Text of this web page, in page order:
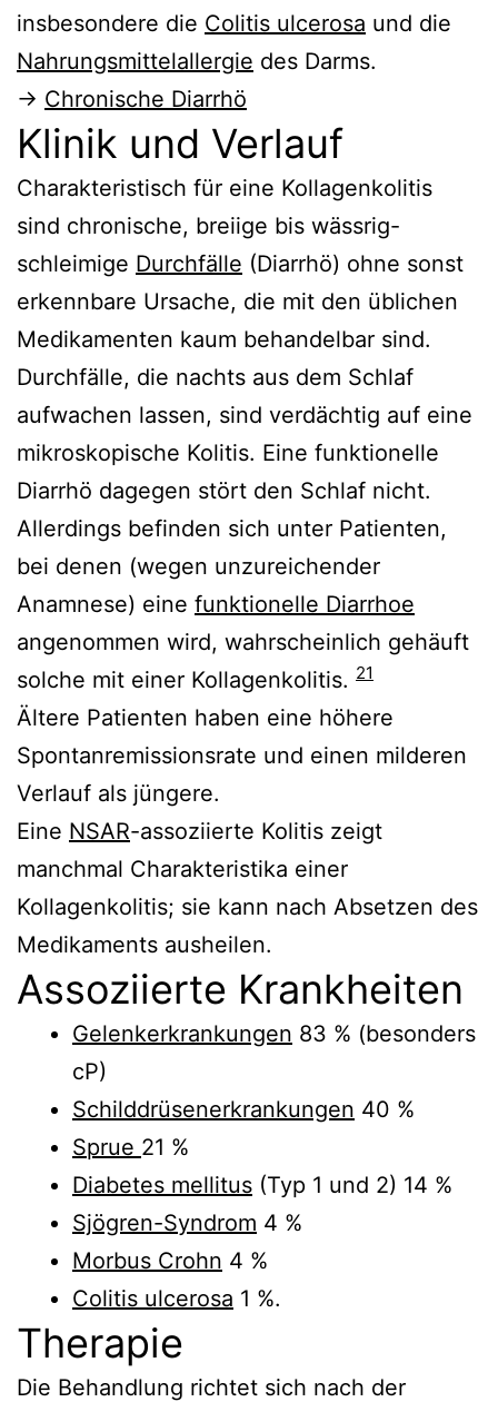
insbesondere die Colitis ulcerosa und die
Nahrungsmittelallergie des Darms.
→ Chronische Diarrhö
Klinik und Verlauf
Charakteristisch für eine Kollagenkolitis
sind chronische, breiige bis wässrig-
schleimige Durchfälle (Diarrhö) ohne sonst
erkennbare Ursache, die mit den üblichen
Medikamenten kaum behandelbar sind.
Durchfälle, die nachts aus dem Schlaf
aufwachen lassen, sind verdächtig auf eine
mikroskopische Kolitis. Eine funktionelle
Diarrhö dagegen stört den Schlaf nicht.
Allerdings befinden sich unter Patienten,
bei denen (wegen unzureichender
Anamnese) eine funktionelle Diarrhoe
angenommen wird, wahrscheinlich gehäuft
solche mit einer Kollagenkolitis. 21
Ältere Patienten haben eine höhere
Spontanremissionsrate und einen milderen
Verlauf als jüngere.
Eine NSAR-assoziierte Kolitis zeigt
manchmal Charakteristika einer
Kollagenkolitis; sie kann nach Absetzen des
Medikaments ausheilen.
Assoziierte Krankheiten
Gelenkerkrankungen 83 % (besonders
cP)
Schilddrüsenerkrankungen 40 %
Sprue 21 %
Diabetes mellitus (Typ 1 und 2) 14 %
Sjögren-Syndrom 4 %
Morbus Crohn 4 %
Colitis ulcerosa 1 %.
Therapie
Die Behandlung richtet sich nach der